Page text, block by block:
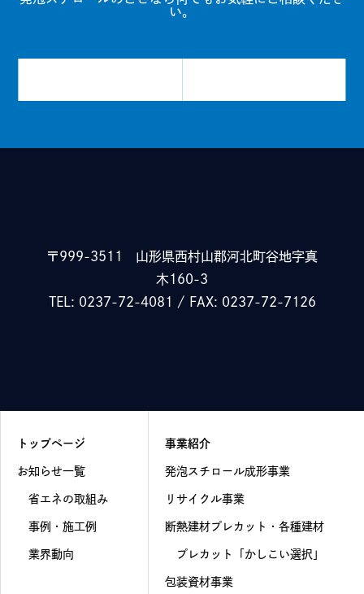
い。
〒999-3511 山形県西村山郡河北町谷地字真
木160-3
TEL: 0237-72-4081 / FAX: 0237-72-7126
トップページ
お知らせ一覧
省エネの取組み
事例・施工例
業界動向
事業紹介
発泡スチロール成形事業
リサイクル事業
断熱建材プレカット・各種建材
プレカット「かしこい選択」
包装資材事業